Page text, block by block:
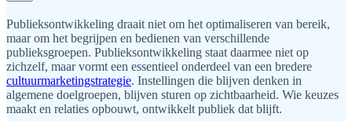
Publieksontwikkeling draait niet om het optimaliseren van bereik,
maar om het begrijpen en bedienen van verschillende
publieksgroepen. Publieksontwikkeling staat daarmee niet op
zichzelf, maar vormt een essentieel onderdeel van een bredere
cultuurmarketingstrategie. Instellingen die blijven denken in
algemene doelgroepen, blijven sturen op zichtbaarheid. Wie keuzes
maakt en relaties opbouwt, ontwikkelt publiek dat blijft.